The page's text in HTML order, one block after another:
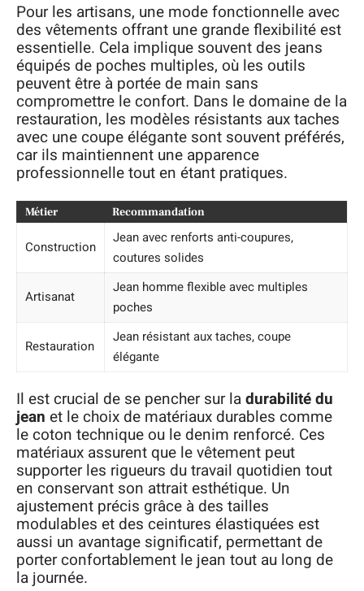
Pour les artisans, une mode fonctionnelle avec
des vêtements offrant une grande flexibilité est
essentielle. Cela implique souvent des jeans
équipés de poches multiples, où les outils
peuvent être à portée de main sans
compromettre le confort. Dans le domaine de la
restauration, les modèles résistants aux taches
avec une coupe élégante sont souvent préférés,
car ils maintiennent une apparence
professionnelle tout en étant pratiques.
Métier Recommandation
Construction
Jean avec renforts anti-coupures,
coutures solides
Artisanat
Jean homme flexible avec multiples
poches
Restauration
Jean résistant aux taches, coupe
élégante
Il est crucial de se pencher sur ladurabilité du
jean et le choix de matériaux durables comme
le coton technique ou le denim renforcé. Ces
matériaux assurent que le vêtement peut
supporter les rigueurs du travail quotidien tout
en conservant son attrait esthétique. Un
ajustement précis grâce à des tailles
modulables et des ceintures élastiquées est
aussi un avantage significatif, permettant de
porter confortablement le jean tout au long de
la journée.